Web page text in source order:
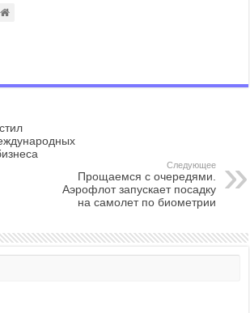
Следующее
Прощаемся с очередями.
Аэрофлот запускает посадку
на самолет по биометрии